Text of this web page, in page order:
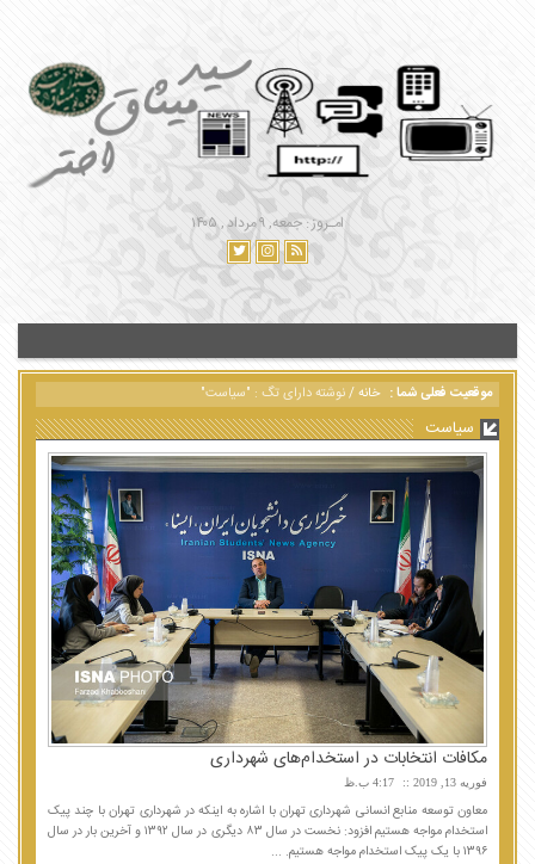
امـروز : جمعه, ۹ مرداد , ۱۴۰۵
موقعیت فعلی شما : خانه/نوشته دارای تگ : "سیاست"
سیاست
مکافات انتخابات در استخدام‌های شهرداری
فوریه 13, 2019 4:17 ب.ظ
معاون توسعه منابع انسانی شهرداری تهران با اشاره به اینکه در شهرداری تهران با چند پیک
استخدام مواجه هستیم افزود: نخست در سال ۸۳ دیگری در سال ۱۳۹۲ و آخرین بار در سال
۱۳۹۶ با یک پیک استخدام مواجه هستیم. ...